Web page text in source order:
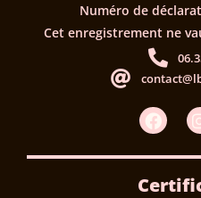
Numéro de
Cet enregistrement ne